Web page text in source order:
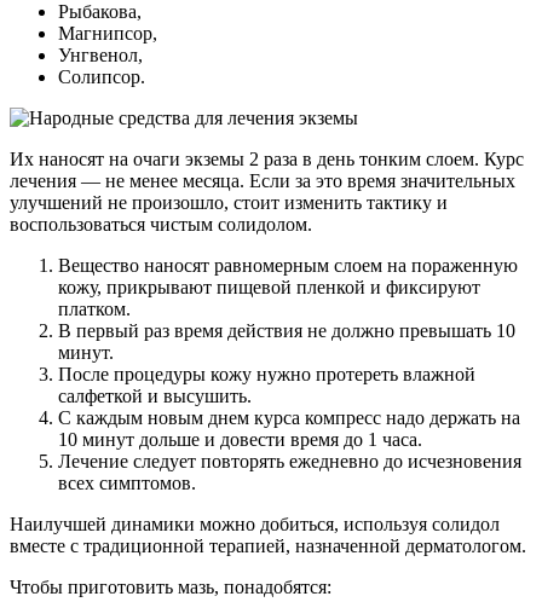
Рыбакова,
Магнипсор,
Унгвенол,
Солипсор.
Их наносят на очаги экземы 2 раза в день тонким слоем. Курс
лечения — не менее месяца. Если за это время значительных
улучшений не произошло, стоит изменить тактику и
воспользоваться чистым солидолом.
Вещество наносят равномерным слоем на пораженную
кожу, прикрывают пищевой пленкой и фиксируют
платком.
В первый раз время действия не должно превышать 10
минут.
После процедуры кожу нужно протереть влажной
салфеткой и высушить.
С каждым новым днем курса компресс надо держать на
10 минут дольше и довести время до 1 часа.
Лечение следует повторять ежедневно до исчезновения
всех симптомов.
Наилучшей динамики можно добиться, используя солидол
вместе с традиционной терапией, назначенной дерматологом.
Чтобы приготовить мазь, понадобятся: